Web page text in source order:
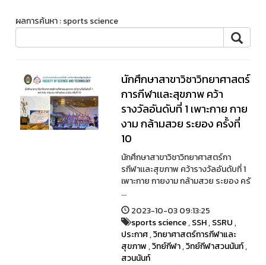
ผลการค้นหา : sports science
นักศึกษาสาขาวิชาวิทยาศาสตร์
การกีฬาเเละสุขภาพ คว้า
รางวัลอันดับที่ 1 เพาะกาย กาย
งาม กล้ามสวย ระยอง ครั้งที่
10
นักศึกษาสาขาวิชาวิทยาศาสตร์กา
รกีฬาเเละสุขภาพ คว้ารางวัลอันดับที่ 1
เพาะกาย กายงาม กล้ามสวย ระยอง ครั
...
2023-10-03 09:13:25
sports science,SSH,SSRU,
ประกาศ,วิทยาศาสตร์การกีฬาและ
สุขภาพ,วิทย์กีฬา,วิทย์กีฬาสวนนันท์,
สวนนันท์